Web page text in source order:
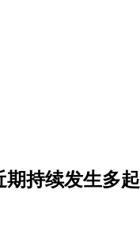
期持续发生多起